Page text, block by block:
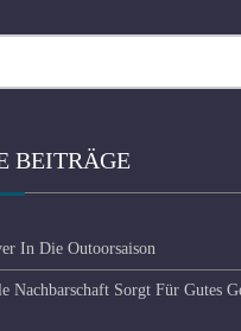
BEITRÄGE
In Die Outoorsaison
Nachbarschaft Sorgt Für Gutes